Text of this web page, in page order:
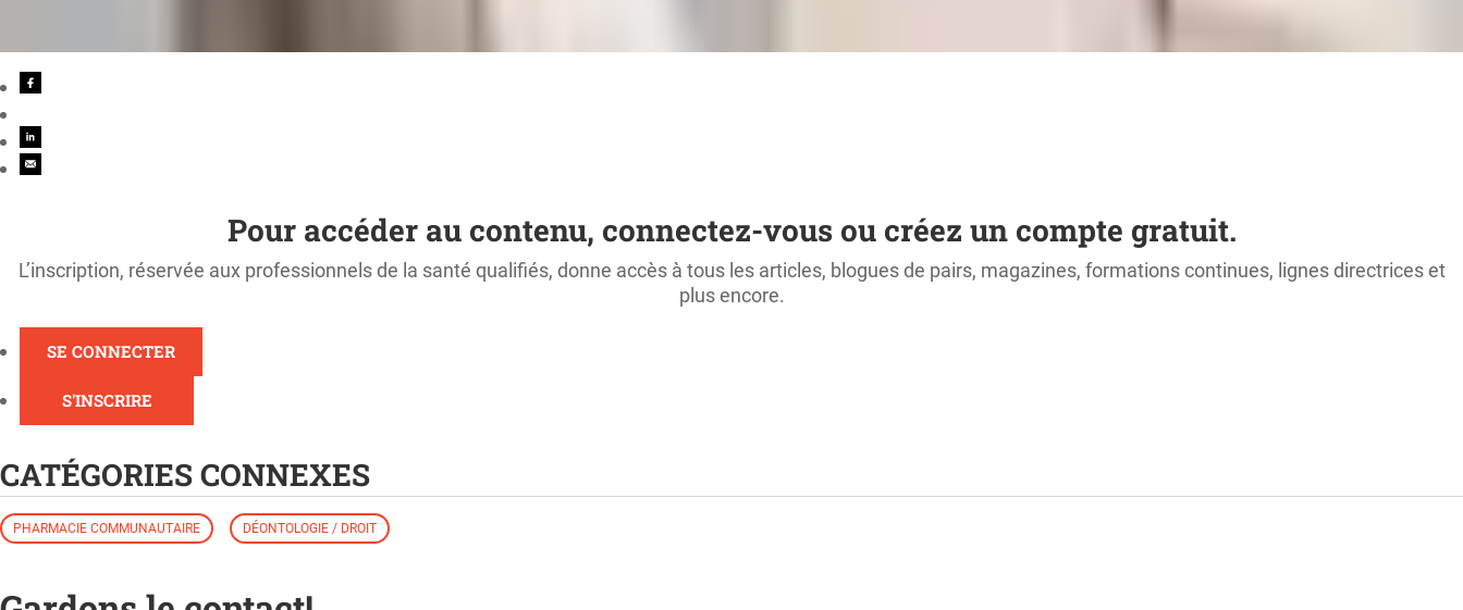
Pour accéder au contenu, connectez-vous ou créez un compte gratuit.
L’inscription, réservée aux professionnels de la santé qualifiés, donne accès à tous les articles, blogues de pairs, magazines, formations continues, lignes directrices et
plus encore.
SE CONNECTER
S'INSCRIRE
CATÉGORIES CONNEXES
PHARMACIE COMMUNAUTAIRE DÉONTOLOGIE / DROIT